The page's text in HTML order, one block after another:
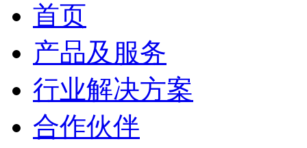
首页
产品及服务
行业解决方案
合作伙伴